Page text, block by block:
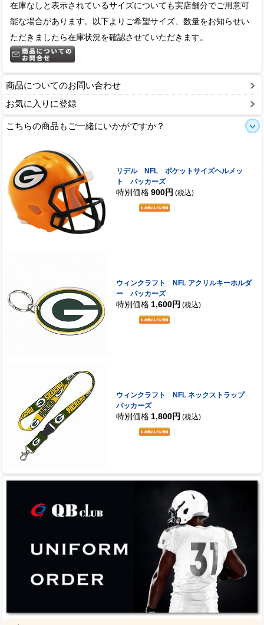
在庫なしと表示されているサイズについても実店舗分でご用意可
能な場合があります。以下よりご希望サイズ、数量をお知らせい
ただきましたら在庫状況を確認させていただきます。
商品についてのお問い合わせ
お気に入りに登録
こちらの商品もご一緒にいかがですか？
リデル NFL ポケットサイズヘルメッ
ト パッカーズ
特別価格 900円 (税込)
ウィンクラフト NFL アクリルキーホルダ
ー パッカーズ
特別価格 1,600円 (税込)
ウィンクラフト NFL ネックストラップ
パッカーズ
特別価格 1,800円 (税込)